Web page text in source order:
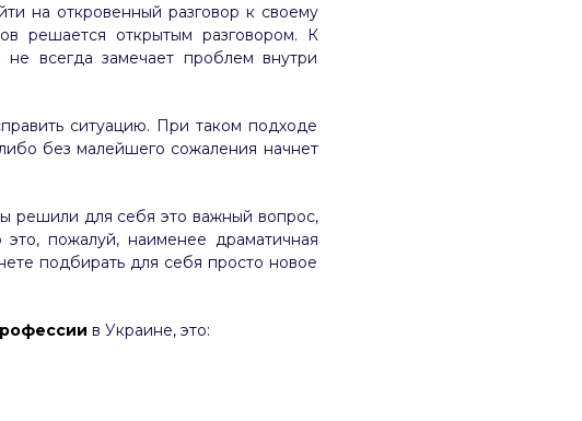
на откровенный разговор к своему
решается открытым разговором. К
всегда замечает проблем внутри
ситуацию. При таком подходе
без малейшего сожаления начнет
решили для себя это важный вопрос,
пожалуй, наименее драматичная
подбирать для себя просто новое
в Украине, это: